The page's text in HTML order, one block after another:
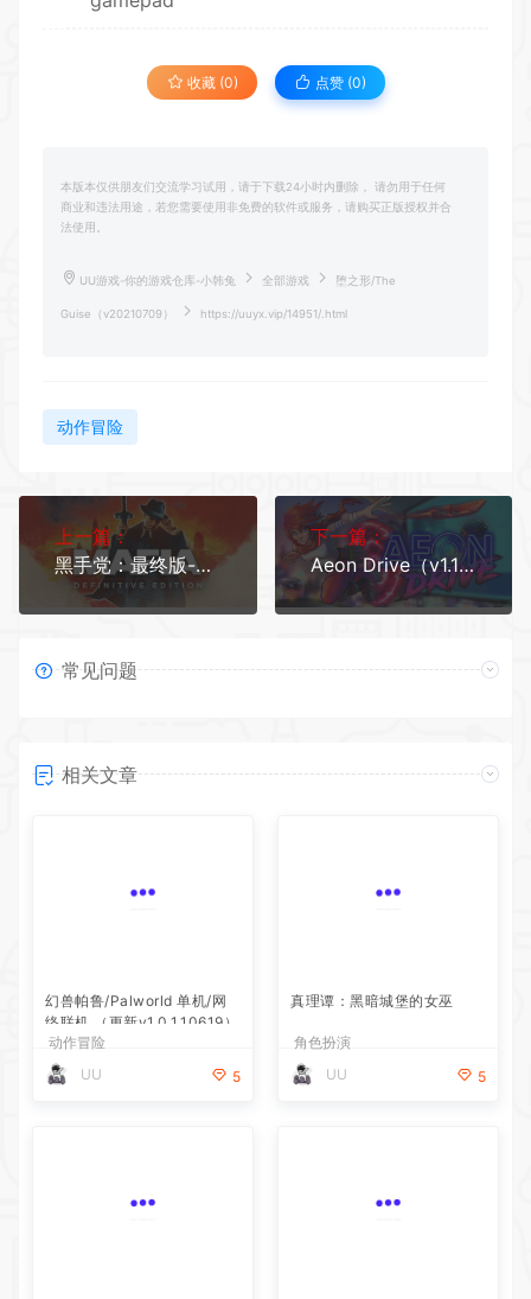
收藏 (0) 点赞 (0)
本版本仅供朋友们交流学习试用，请于下载24小时内删除， 请勿用于任何
商业和违法用途，若您需要使用非免费的软件或服务，请购买正版授权并合
法使用。
UU游戏-你的游戏仓库-小韩兔 全部游戏 堕之形/The
Guise（v20210709） https://uuyx.vip/14951/.html
动作冒险
上一篇：
黑手党：最终版-四海兄弟/Mafia: Definitive Edition（9.23）
下一篇：
Aeon Drive（v1.12.1012）
常见问题
相关文章
幻兽帕鲁/Palworld 单机/网
络联机 （更新v1.0.1.10619）
动作冒险
UU
5
真理谭：黑暗城堡的女巫
角色扮演
UU
5